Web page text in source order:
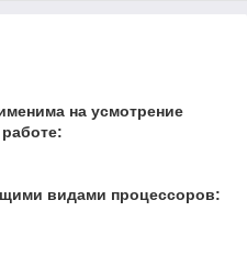
на усмотрение
видами процессоров: